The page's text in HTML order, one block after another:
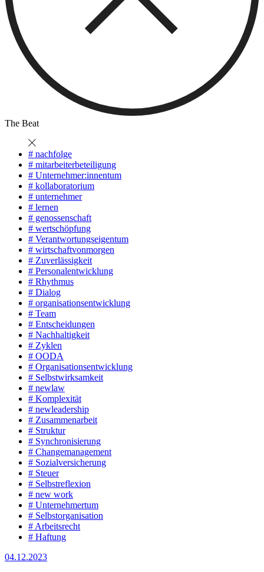
The Beat
# nachfolge
# mitarbeiterbeteiligung
# Unternehmer:innentum
# kollaboratorium
# unternehmer
# lernen
# genossenschaft
# wertschöpfung
# Verantwortungseigentum
# wirtschaftvonmorgen
# Zuverlässigkeit
# Personalentwicklung
# Rhythmus
# Dialog
# organisationsentwicklung
# Team
# Entscheidungen
# Nachhaltigkeit
# Zyklen
# OODA
# Organisationsentwicklung
# Selbstwirksamkeit
# newlaw
# Komplexität
# newleadership
# Zusammenarbeit
# Struktur
# Synchronisierung
# Changemanagement
# Sozialversicherung
# Steuer
# Selbstreflexion
# new work
# Unternehmertum
# Selbstorganisation
#Arbeitsrecht
# Haftung
04.12.2023